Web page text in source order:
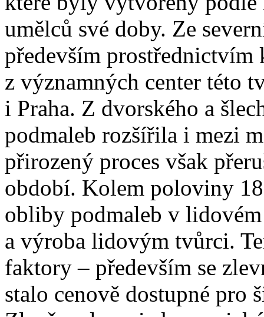
umělců své doby. Ze
především prostřednictvím
z významných center této
i Praha. Z dvorského a
podmaleb rozšířila i mezi
přirozený proces však
období. Kolem poloviny
obliby podmaleb v
a výroba lidovým tvůrci.
faktory – především se
stalo cenově dostupné pro